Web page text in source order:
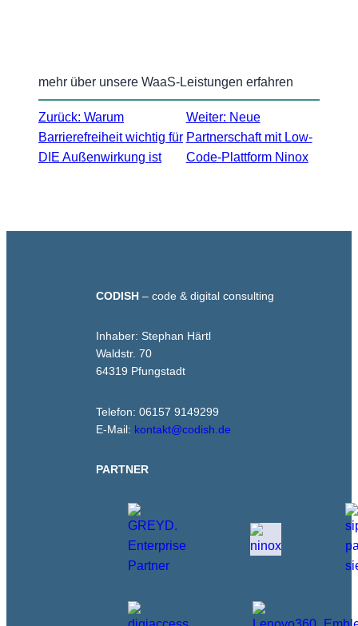
mehr über unsere WaaS-Leistungen erfahren
Zurück: Warum
Barrierefreiheit wichtig für
DIE Außenwirkung ist
Weiter: Neue
Partnerschaft mit Low-
Code-Plattform Ninox
CODISH – code & digital consulting
Inhaber: Stephan Härtl
Waldstr. 70
64319 Pfungstadt
Telefon: 06157 9149299
E-Mail: kontakt@codish.de
PARTNER